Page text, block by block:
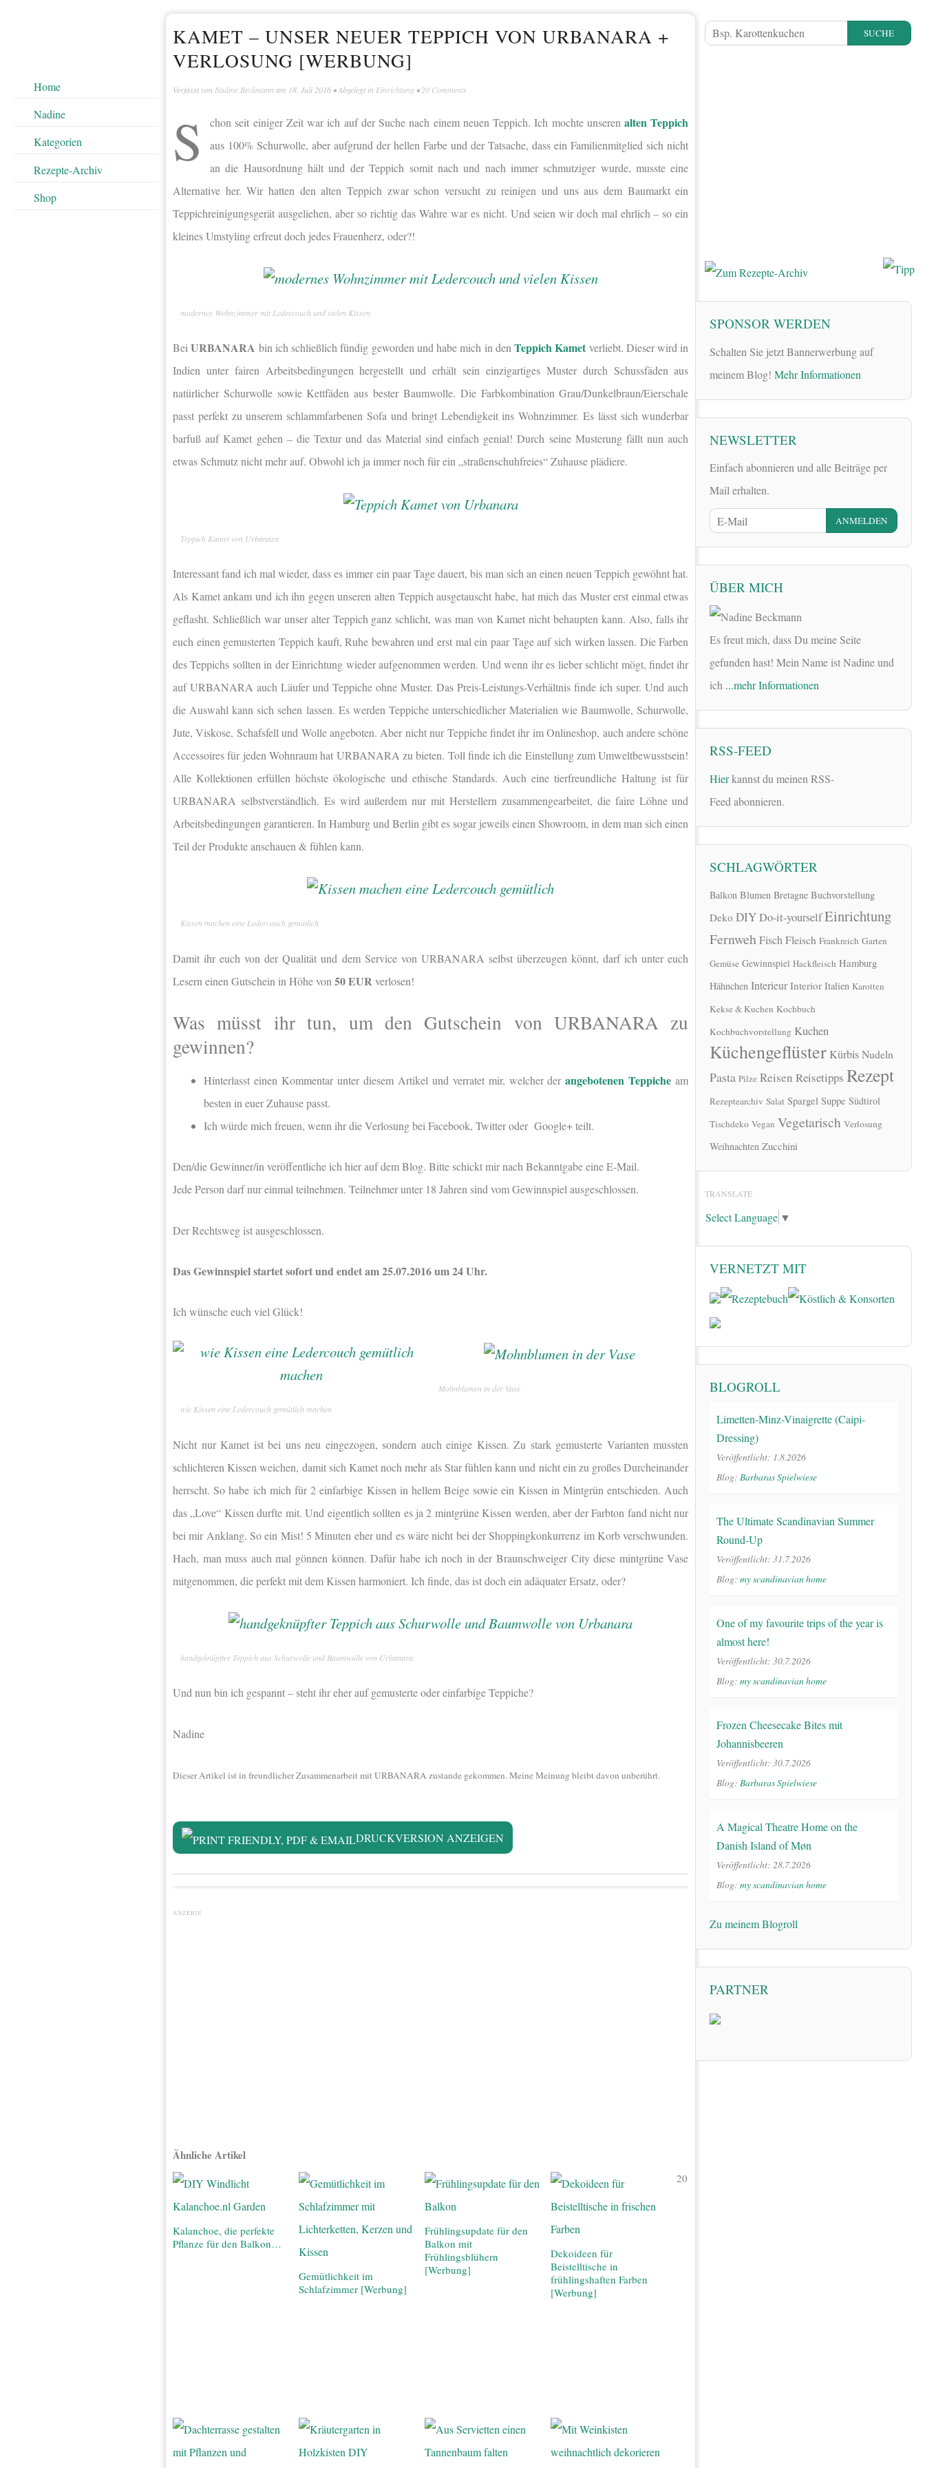
Home
Nadine
Kategorien
Rezepte-Archiv
Shop
KAMET – UNSER NEUER TEPPICH VON URBANARA +
VERLOSUNG [WERBUNG]
Verfasst von Nadine Beckmann am 18. Juli 2016 • Abgelegt in Einrichtung •20 Comments
S chon seit einiger Zeit war ich auf der Suche nach einem neuen Teppich. Ich mochte unserenalten Teppich
aus 100% Schurwolle, aber aufgrund der hellen Farbe und der Tatsache, dass ein Familienmitglied sich nicht
an die Hausordnung hält und der Teppich somit nach und nach immer schmutziger wurde, musste eine
Alternative her. Wir hatten den alten Teppich zwar schon versucht zu reinigen und uns aus dem Baumarkt ein
Teppichreinigungsgerät ausgeliehen, aber so richtig das Wahre war es nicht. Und seien wir doch mal ehrlich – so ein
kleines Umstyling erfreut doch jedes Frauenherz, oder?!
modernes Wohnzimmer mit Ledercouch und vielen Kissen
BeiURBANARA bin ich schließlich fündig geworden und habe mich in den Teppich Kametverliebt. Dieser wird in
Indien unter fairen Arbeitsbedingungen hergestellt und erhält sein einzigartiges Muster durch Schussfäden aus
natürlicher Schurwolle sowie Kettfäden aus bester Baumwolle. Die Farbkombination Grau/Dunkelbraun/Eierschale
passt perfekt zu unserem schlammfarbenen Sofa und bringt Lebendigkeit ins Wohnzimmer. Es lässt sich wunderbar
barfuß auf Kamet gehen – die Textur und das Material sind einfach genial! Durch seine Musterung fällt nun auch
etwas Schmutz nicht mehr auf. Obwohl ich ja immer noch für ein „straßenschuhfreies“ Zuhause plädiere.
Teppich Kamet von Urbanara
Interessant fand ich mal wieder, dass es immer ein paar Tage dauert, bis man sich an einen neuen Teppich gewöhnt hat.
Als Kamet ankam und ich ihn gegen unseren alten Teppich ausgetauscht habe, hat mich das Muster erst einmal etwas
geflasht. Schließlich war unser alter Teppich ganz schlicht, was man von Kamet nicht behaupten kann. Also, falls ihr
euch einen gemusterten Teppich kauft, Ruhe bewahren und erst mal ein paar Tage auf sich wirken lassen. Die Farben
des Teppichs sollten in der Einrichtung wieder aufgenommen werden. Und wenn ihr es lieber schlicht mögt, findet ihr
auf URBANARA auch Läufer und Teppiche ohne Muster. Das Preis-Leistungs-Verhältnis finde ich super. Und auch
die Auswahl kann sich sehen lassen. Es werden Teppiche unterschiedlicher Materialien wie Baumwolle, Schurwolle,
Jute, Viskose, Schafsfell und Wolle angeboten. Aber nicht nur Teppiche findet ihr im Onlineshop, auch andere schöne
Accessoires für jeden Wohnraum hat URBANARA zu bieten. Toll finde ich die Einstellung zum Umweltbewusstsein!
Alle Kollektionen erfüllen höchste ökologische und ethische Standards. Auch eine tierfreundliche Haltung ist für
URBANARA selbstverständlich. Es wird außerdem nur mit Herstellern zusammengearbeitet, die faire Löhne und
Arbeitsbedingungen garantieren. In Hamburg und Berlin gibt es sogar jeweils einen Showroom, in dem man sich einen
Teil der Produkte anschauen & fühlen kann.
Kissen machen eine Ledercouch gemütlich
Damit ihr euch von der Qualität und dem Service von URBANARA selbst überzeugen könnt, darf ich unter euch
Lesern einen Gutschein in Höhe von 50 EURverlosen!
Was müsst ihr tun, um den Gutschein von URBANARA zu
gewinnen?
Hinterlasst einen Kommentar unter diesem Artikel und verratet mir, welcher derangebotenen Teppiche am
besten in euer Zuhause passt.
Ich würde mich freuen, wenn ihr die Verlosung bei Facebook, Twitter oder Google+ teilt.
Den/die Gewinner/in veröffentliche ich hier auf dem Blog. Bitte schickt mir nach Bekanntgabe eine E-Mail.
Jede Person darf nur einmal teilnehmen. Teilnehmer unter 18 Jahren sind vom Gewinnspiel ausgeschlossen.
Der Rechtsweg ist ausgeschlossen.
Das Gewinnspiel startet sofort und endet am 25.07.2016 um 24 Uhr.
Ich wünsche euch viel Glück!
wie Kissen eine Ledercouch gemütlich machen
Mohnblumen in der Vase
Nicht nur Kamet ist bei uns neu eingezogen, sondern auch einige Kissen. Zu stark gemusterte Varianten mussten
schlichteren Kissen weichen, damit sich Kamet noch mehr als Star fühlen kann und nicht ein zu großes Durcheinander
herrscht. So habe ich mich für 2 einfarbige Kissen in hellem Beige sowie ein Kissen in Mintgrün entschieden. Auch
das „Love“ Kissen durfte mit. Und eigentlich sollten es ja 2 mintgrüne Kissen werden, aber der Farbton fand nicht nur
bei mir Anklang. So ein Mist! 5 Minuten eher und es wäre nicht bei der Shoppingkonkurrenz im Korb verschwunden.
Hach, man muss auch mal gönnen können. Dafür habe ich noch in der Braunschweiger City diese mintgrüne Vase
mitgenommen, die perfekt mit dem Kissen harmoniert. Ich finde, das ist doch ein adäquater Ersatz, oder?
handgeknüpfter Teppich aus Schurwolle und Baumwolle von Urbanara
Und nun bin ich gespannt – steht ihr eher auf gemusterte oder einfarbige Teppiche?
Nadine
Dieser Artikel ist in freundlicher Zusammenarbeit mit URBANARA zustande gekommen. Meine Meinung bleibt davon unberührt.
DRUCKVERSION ANZEIGEN
ANZEIGE
Ähnliche Artikel
Kalanchoe, die perfekte
Pflanze für den Balkon…
Gemütlichkeit im
Schlafzimmer [Werbung]
Frühlingsupdate für den
Balkon mit
Frühlingsblühern
[Werbung]
Dekoideen für
Beistelltische in
frühlingshaften Farben
[Werbung]
20
SUCHE
SPONSOR WERDEN
Schalten Sie jetzt Bannerwerbung auf
meinem Blog! Mehr Informationen
NEWSLETTER
Einfach abonnieren und alle Beiträge per
Mail erhalten.
ÜBER MICH
Es freut mich, dass Du meine Seite
gefunden hast! Mein Name ist Nadine und
ich ...mehr Informationen
RSS-FEED
Hierkannst du meinen RSS-
Feed abonnieren.
SCHLAGWÖRTER
Balkon Blumen Bretagne Buchvorstellung
Deko DIYDo-it-yourselfEinrichtung
FernwehFischFleisch Frankreich Garten
Gemüse Gewinnspiel Hackfleisch Hamburg
Hähnchen Interieur Interior Italien Karotten
Kekse & Kuchen Kochbuch
Kochbuchvorstellung Kuchen
Küchengeflüster KürbisNudeln
Pasta Pilze Reisen Reisetipps Rezept
Rezeptearchiv Salat Spargel Suppe Südtirol
Tischdeko Vegan Vegetarisch Verlosung
Weihnachten Zucchini
TRANSLATE
Select Language ▼
VERNETZT MIT
BLOGROLL
Limetten-Minz-Vinaigrette (Caipi-
Dressing)
Veröffentlicht: 1.8.2026
Blog: Barbaras Spielwiese
The Ultimate Scandinavian Summer
Round-Up
Veröffentlicht: 31.7.2026
Blog: my scandinavian home
One of my favourite trips of the year is
almost here!
Veröffentlicht: 30.7.2026
Blog: my scandinavian home
Frozen Cheesecake Bites mit
Johannisbeeren
Veröffentlicht: 30.7.2026
Blog: Barbaras Spielwiese
A Magical Theatre Home on the
Danish Island of Møn
Veröffentlicht: 28.7.2026
Blog: my scandinavian home
Zu meinem Blogroll
PARTNER